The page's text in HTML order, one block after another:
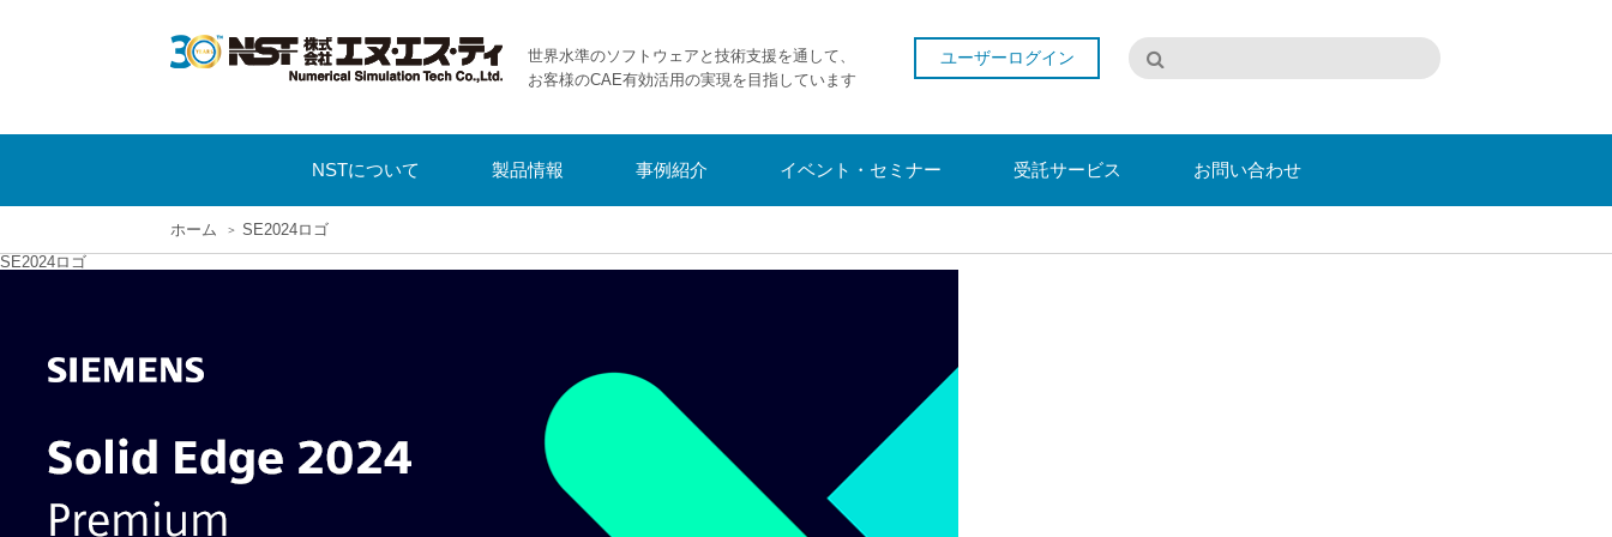
世界水準のソフトウェアと技術支援を通して、
お客様のCAE有効活用の実現を目指しています
ユーザーログイン
NSTについて 製品情報 事例紹介 イベント・セミナー 受託サービス お問い合わせ
ホーム
SE2024ロゴ
SE2024ロゴ